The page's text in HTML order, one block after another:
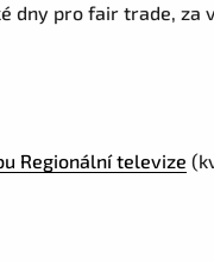
dny pro fair trade, za
Regionální televize